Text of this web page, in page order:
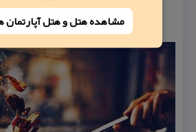
مشاهده هتل و هتل‌